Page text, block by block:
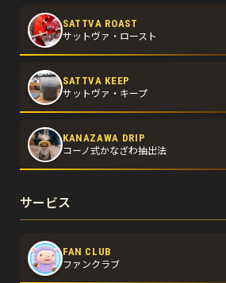
SATTVA ROAST
サットヴァ・ロースト
SATTVA KEEP
サットヴァ・キープ
KANAZAWA DRIP
コーノ式かなざわ抽出法
サービス
FAN CLUB
ファンクラブ